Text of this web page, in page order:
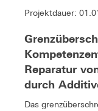
Projektdauer:
Reparatur
durch
Das